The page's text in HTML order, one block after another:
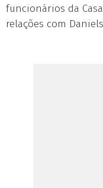
funcionários da
relações com